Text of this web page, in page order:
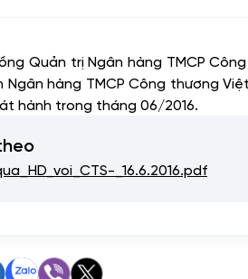
Quản trị Ngân hàng TMCP
Ngân hàng TMCP Công thương
hành trong tháng 06/2016.
_16.6.2016.pdf